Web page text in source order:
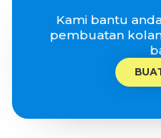
Kami bantu
pembuatan